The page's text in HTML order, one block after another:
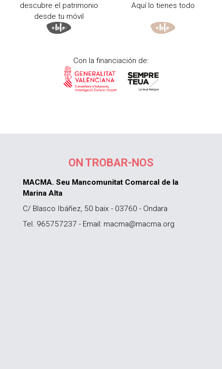
descubre el patrimonio
desde tu móvil
Aquí lo tienes todo
Con la financiación de:
ON TROBAR-NOS
MACMA. Seu Mancomunitat Comarcal de la
Marina Alta
C/ Blasco Ibáñez, 50 baix - 03760 - Ondara
Tel. 965757237 - Email: macma@macma.org